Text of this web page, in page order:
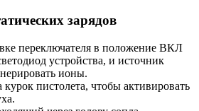
зарядов
переключателя в положение ВКЛ
устройства, и источник
ионы.
пистолета, чтобы активировать